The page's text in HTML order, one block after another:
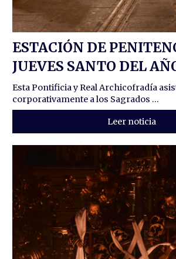
ESTACIÓN DE
JUEVES SANTO DEL
Esta Pontificia y Real Archicofradía
corporativamente a los Sagrados ...
Leer noticia